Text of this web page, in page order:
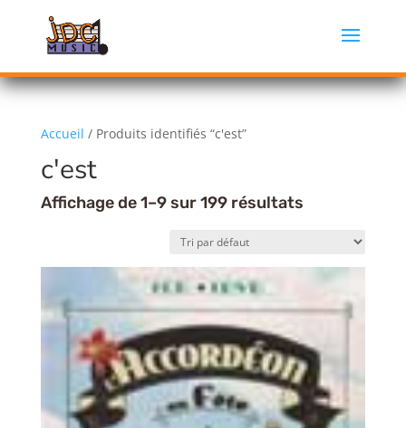
Accueil / Produits identifiés “c'est”
c'est
Affichage de 1–9 sur 199 résultats